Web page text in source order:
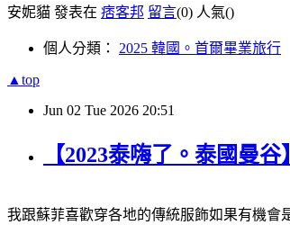
安妮貓 發表在 痞客邦 留言(0) 人氣()
個人分類： 2025 韓國。首爾畢業旅行
▲top
Jun 02 Tue 2026 20:51
【2023泰嗨了。泰國曼
我跟蘇菲喜歡穿各地的傳統服飾如果有機會